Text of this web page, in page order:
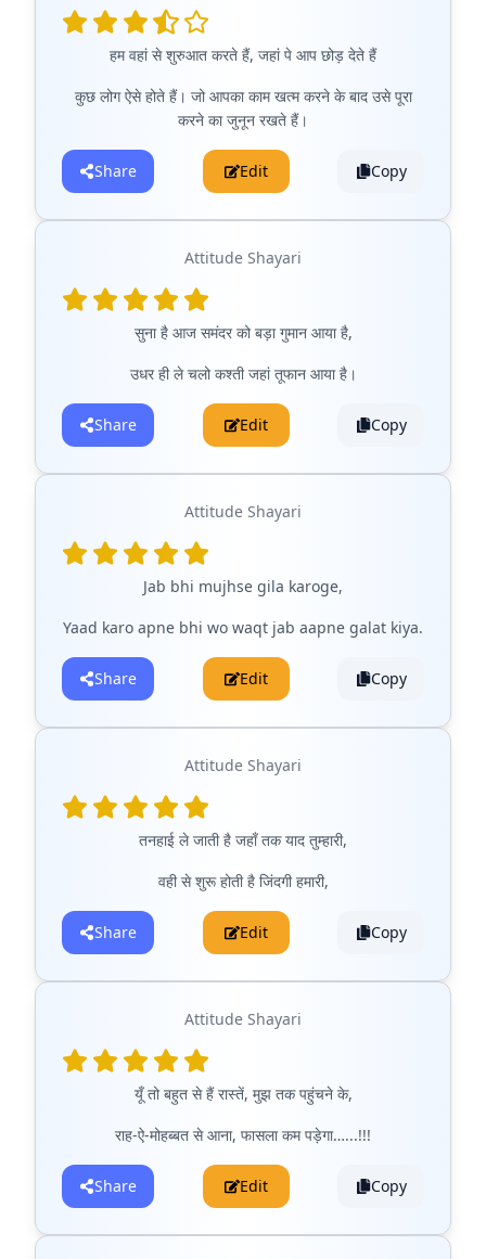
हम वहां से शुरुआत करते हैं, जहां पे आप छोड़ देते हैं
कुछ लोग ऐसे होते हैं। जो आपका काम खत्म करने के बाद उसे पूरा
करने का जुनून रखते हैं।
Share Edit Copy
Attitude Shayari
सुना है आज समंदर को बड़ा गुमान आया है,
उधर ही ले चलो कश्ती जहां तूफान आया है।
Share Edit Copy
Attitude Shayari
Jab bhi mujhse gila karoge,
Yaad karo apne bhi wo waqt jab aapne galat kiya.
Share Edit Copy
Attitude Shayari
तनहाई ले जाती है जहाँ तक याद तुम्हारी,
वही से शुरू होती है जिंदगी हमारी,
Share Edit Copy
Attitude Shayari
यूँ तो बहुत से हैं रास्तें, मुझ तक पहुंचने के,
राह-ऐ-मोहब्बत से आना, फासला कम पड़ेगा…...!!!
Share Edit Copy